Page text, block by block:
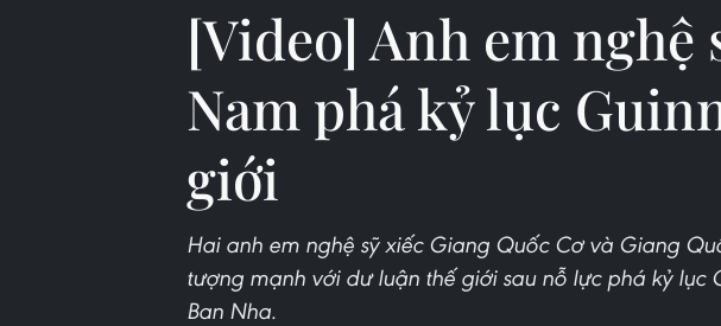
[Video] Anh em nghệ
Nam phá kỷ lục
giới
​Hai anh em nghệ sỹ xiếc Giang Quốc Cơ và Giang
tượng mạnh với dư luận thế giới sau nỗ lực phá kỷ lục
Ban Nha.